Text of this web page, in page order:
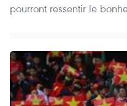
pourront ressentir le